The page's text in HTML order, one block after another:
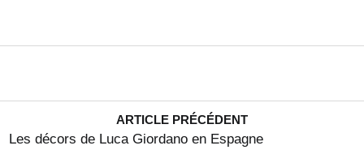
ARTICLE PRÉCÉDENT
Les décors de Luca Giordano en Espagne